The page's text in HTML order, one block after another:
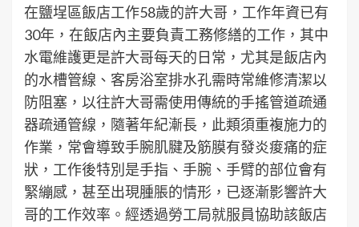
在鹽埕區飯店工作58歲的許大哥，工作年資已有
30年，在飯店內主要負責工務修繕的工作，其中
水電維護更是許大哥每天的日常，尤其是飯店內
的水槽管線、客房浴室排水孔需時常維修清潔以
防阻塞，以往許大哥需使用傳統的手搖管道疏通
器疏通管線，隨著年紀漸長，此類須重複施力的
作業，常會導致手腕肌腱及筋膜有發炎痠痛的症
狀，工作後特別是手指、手腕、手臂的部位會有
緊繃感，甚至出現腫脹的情形，已逐漸影響許大
哥的工作效率。經透過勞工局就服員協助該飯店